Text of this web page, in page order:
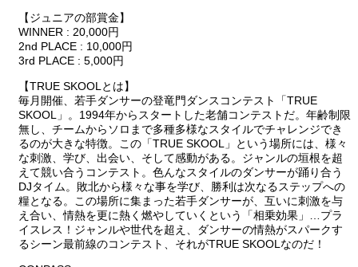
【ジュニアの部賞金】
WINNER : 20,000円
2nd PLACE : 10,000円
3rd PLACE : 5,000円
【TRUE SKOOLとは】
毎月開催、若手ダンサーの登竜門ダンスコンテスト「TRUE
SKOOL」。1994年からスタートした老舗コンテストだ。年齢制限
無し、チームからソロまで多種多様なスタイルでチャレンジでき
るのが大きな特徴。この「TRUE SKOOL」という場所には、様々
な刺激、学び、出会い、そして感動がある。ジャンルの垣根を超
えて競い合うコンテスト。色んなスタイルのダンサーが踊り合う
DJタイム。敗北から様々な事を学び、勝利は次なるステップへの
糧となる。この場所に集まった若手ダンサーが、互いに刺激を与
え合い、情熱を更に熱く燃やしていくという「相乗効果」…プラ
イスレス！ジャンルや世代を超え、ダンサーの情熱がスパークす
るシーン最前線のコンテスト、それがTRUE SKOOLなのだ！